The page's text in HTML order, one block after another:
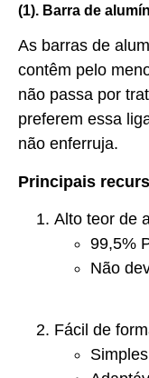
(1). Barra de
As barras de
contêm pelo
não passa por
preferem essa
não enferruja.
Principais
Alto teor de
99,5%
Não
Fácil de